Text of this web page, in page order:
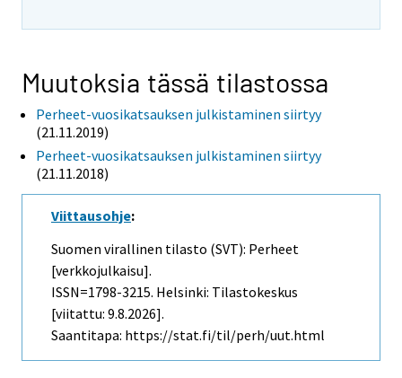
Muutoksia tässä tilastossa
Perheet-vuosikatsauksen julkistaminen siirtyy
(21.11.2019)
Perheet-vuosikatsauksen julkistaminen siirtyy
(21.11.2018)
Viittausohje:
Suomen virallinen tilasto (SVT): Perheet
[verkkojulkaisu].
ISSN=1798-3215. Helsinki: Tilastokeskus
[viitattu: 9.8.2026].
Saantitapa: https://stat.fi/til/perh/uut.html